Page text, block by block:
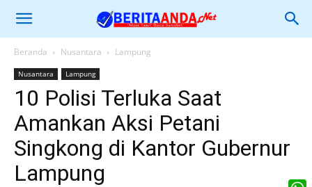
Beranda Nusantara Lampung
Nusantara Lampung
10 Polisi Terluka Saat
Amankan Aksi Petani
Singkong di Kantor Gubernur
Lampung